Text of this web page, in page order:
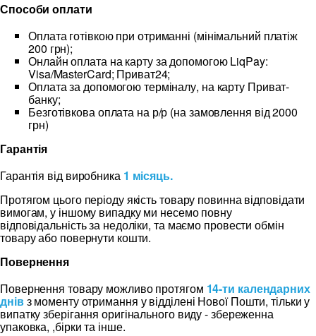
Способи оплати
Оплата готівкою при отриманні (мінімальний платіж
200 грн);
Онлайн оплата на карту за допомогою LiqPay:
Visa/MasterCard; Приват24;
Оплата за допомогою терміналу, на карту Приват-
банку;
Безготівкова оплата на р/р (на замовлення від 2000
грн)
Гарантія
Гарантія від виробника 1 місяць.
Протягом цього періоду якість товару повинна відповідати
вимогам, у іншому випадку ми несемо повну
відповідальність за недоліки, та маємо провести обмін
товару або повернути кошти.
Повернення
Повернення товару можливо протягом 14-ти календарних
днівз моменту отримання у відділені Нової Пошти, тільки у
випатку зберігання оригінального виду - збереженна
упаковка, ,бірки та інше.